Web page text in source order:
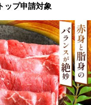
ップ申請対象